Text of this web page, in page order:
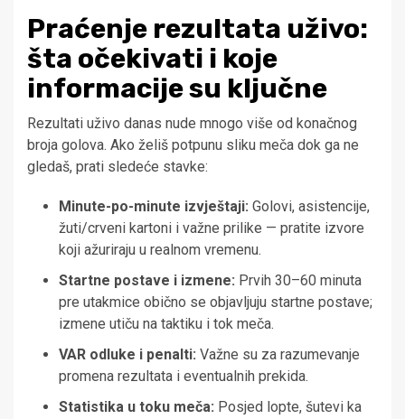
Praćenje rezultata uživo:
šta očekivati i koje
informacije su ključne
Rezultati uživo danas nude mnogo više od konačnog
broja golova. Ako želiš potpunu sliku meča dok ga ne
gledaš, prati sledeće stavke:
Minute-po-minute izvještaji: Golovi, asistencije,
žuti/crveni kartoni i važne prilike — pratite izvore
koji ažuriraju u realnom vremenu.
Startne postave i izmene: Prvih 30–60 minuta
pre utakmice obično se objavljuju startne postave;
izmene utiču na taktiku i tok meča.
VAR odluke i penalti: Važne su za razumevanje
promena rezultata i eventualnih prekida.
Statistika u toku meča: Posjed lopte, šutevi ka